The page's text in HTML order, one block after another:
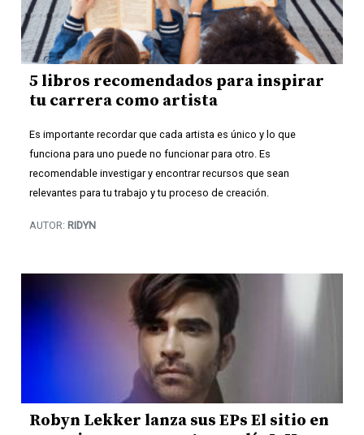
5 libros recomendados para inspirar
tu carrera como artista
Es importante recordar que cada artista es único y lo que
funciona para uno puede no funcionar para otro. Es
recomendable investigar y encontrar recursos que sean
relevantes para tu trabajo y tu proceso de creación.
AUTOR: RIDYN
Robyn Lekker lanza sus EPs El sitio en